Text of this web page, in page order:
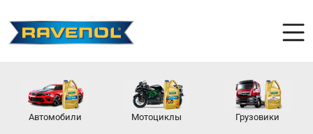
Автомобили Мотоциклы Грузовики